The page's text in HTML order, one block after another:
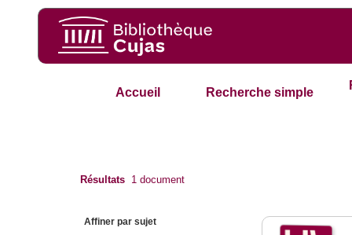
Accueil Recherche simple
Résultats 1 document
Affiner par sujet